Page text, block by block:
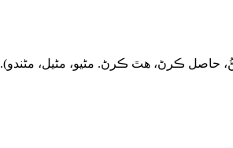
حاصل ڪرڻ، ھٿ ڪرڻ. مڻيو، مڻيل، مڻندو).